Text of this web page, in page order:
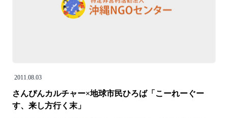
2011.08.03
さんぴんカルチャー×地球市民ひろば「こーれーぐー
す、来し方行く末」